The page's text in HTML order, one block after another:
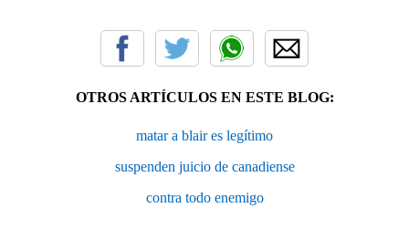
OTROS ARTÍCULOS EN ESTE BLOG:
matar a blair es legítimo
suspenden juicio de canadiense
contra todo enemigo